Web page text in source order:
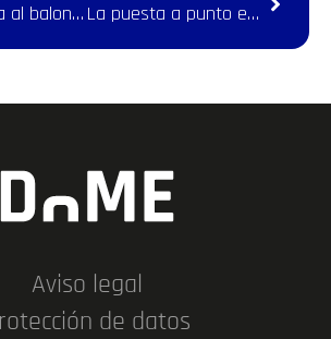
Dome apoya al baloncesto femenino La puesta a punto en la tecnología de los grandes grupos asegura un buen verano 2022
Aviso legal
de datos